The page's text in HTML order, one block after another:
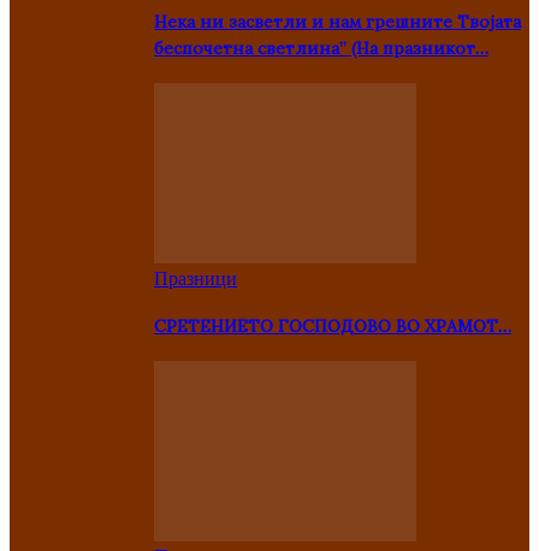
Нека ни засветли и нам грешните Твојата
беспочетна светлина” (На празникот…
Празници
СРЕТЕНИЕТО ГОСПОДОВО ВО ХРАМОТ…